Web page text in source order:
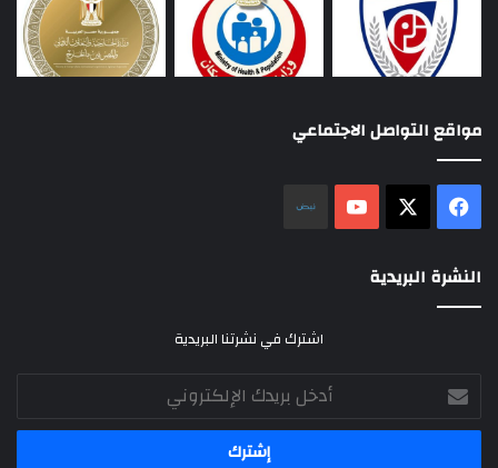
مواقع التواصل الاجتماعي
فيسبوك ‫YouTube
النشرة البريدية
اشترك في نشرتنا البريدية
أدخل
بريدك
الإلكتروني